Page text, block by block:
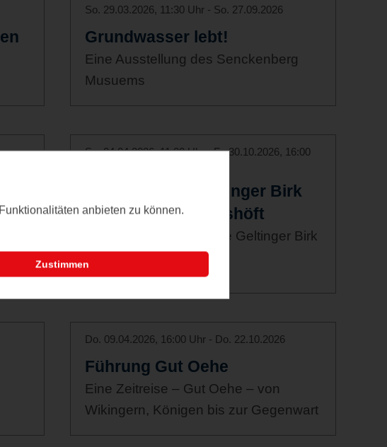
So. 29.03.2026, 11:30 Uhr - So. 27.09.2026
Grundwasser lebt!
Eine Ausstellung des Senckenberg
Musuems
Sa. 04.04.2026, 11:00 Uhr - Fr. 30.10.2026, 16:00
Naturerlebnis Geltinger Birk
Ausstellung in Falshöft
Ausstellung rund um die Geltinger Birk
Do. 09.04.2026, 16:00 Uhr - Do. 22.10.2026
Führung Gut Oehe
Eine Zeitreise – Gut Oehe – von
Wikingern, Königen bis zur Gegenwart
anbieten zu können.
Zustimmen